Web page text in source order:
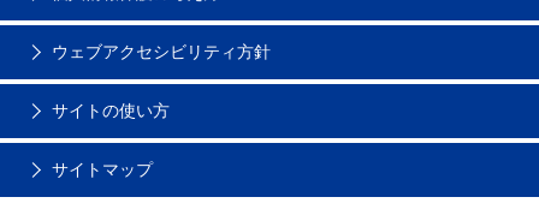
ウェブアクセシビリティ方針
サイトの使い方
サイトマップ